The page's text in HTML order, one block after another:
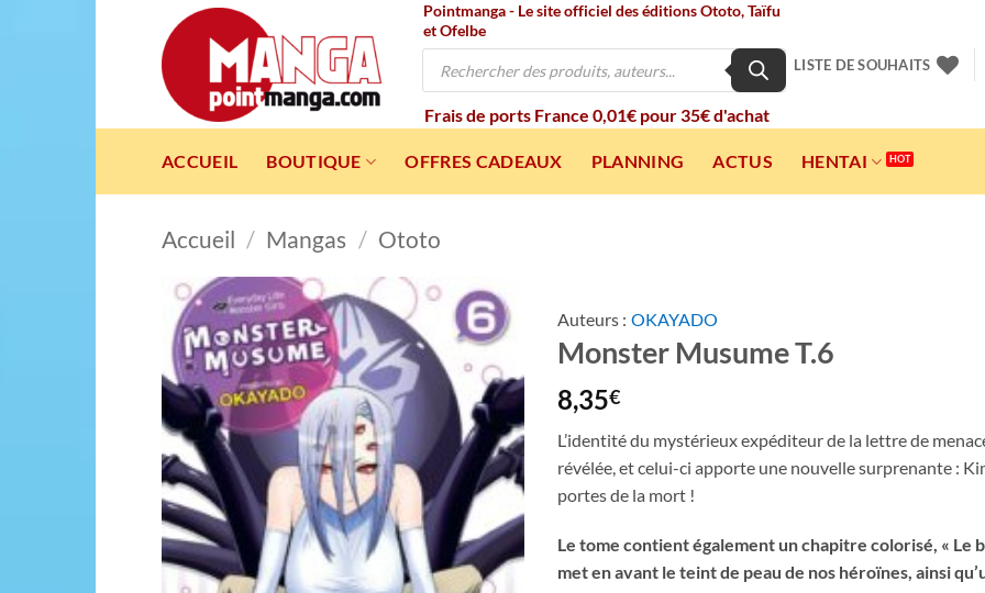
Pointmanga - Le site officiel des éditions Ototo, Taïfu
et Ofelbe
Recherche
Frais de ports France 0,01€ pour 35€ d'achat
LISTE DE SOUHAITS
ACCUEIL BOUTIQUE OFFRES CADEAUX PLANNING ACTUS HENTAI
Accueil / Mangas / Ototo
Ajouter
à la
wishlist
Auteurs : OKAYADO
Monster Musume T.6
8,35€
L’identité du mystérieux expéditeur de la lettre de
révélée, et celui-ci apporte une nouvelle surprenante :
portes de la mort !
Le tome contient également un chapitre colorisé, « Le
met en avant le teint de peau de nos héroïnes, ainsi